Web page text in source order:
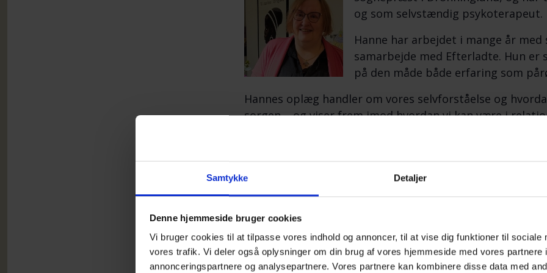
Samtykke Detaljer
Denne hjemmeside bruger cookies
Vi bruger cookies til at tilpasse vores indhold og annoncer, til at vise dig funktioner til sociale
vores trafik. Vi deler også oplysninger om din brug af vores hjemmeside med vores partnere
annonceringspartnere og analysepartnere. Vores partnere kan kombinere disse data med
og som selvstændig psykoterapeut.
Hanne har arbejdet i mange år
samarbejde med Efterladte. Hun
på den måde både erfaring som
Hannes oplæg handler om vores selvforståelse og
sorgen – og viser frem imod hvordan vi kan være i
Programmet er vejledende, da begge undervisere vil tage
sig og hvad der er vigtigst for deltagerne.
Program – Lørdag: